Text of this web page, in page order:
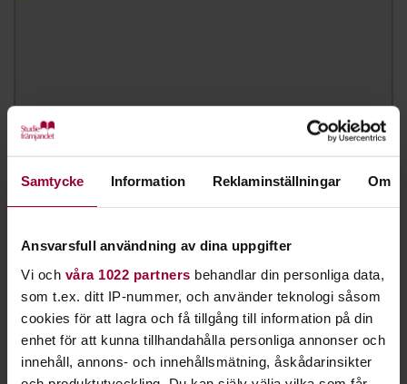
Samtycke Information Reklaminställningar Om
Ansvarsfull användning av dina uppgifter
Vi och våra 1022 partners behandlar din personliga data,
som t.ex. ditt IP-nummer, och använder teknologi såsom
cookies för att lagra och få tillgång till information på din
enhet för att kunna tillhandahålla personliga annonser och
innehåll, annons- och innehållsmätning, åskådarinsikter
Aleksandar Prodanovic
Folkbildningsutvecklare Tillgänglighet & Jämlikhet
Skicka e-post
016-15 93 31